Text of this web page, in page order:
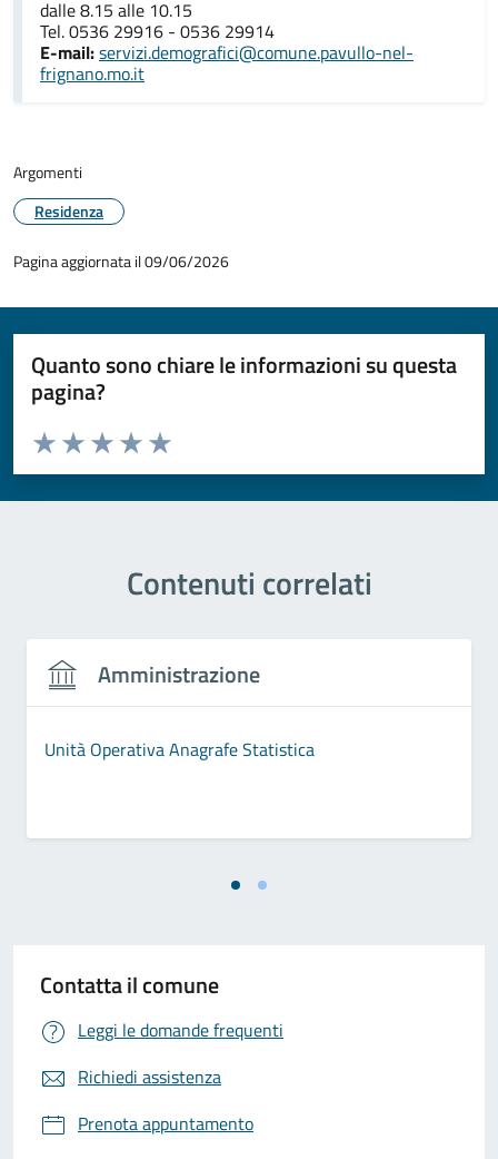
dalle 8.15 alle 10.15
Tel. 0536 29916 - 0536 29914
E-mail:servizi.demografici@comune.pavullo-nel-
frignano.mo.it
Argomenti
Residenza
Pagina aggiornata il 09/06/2026
Quanto sono chiare le informazioni su questa
pagina?
Valuta da 1 a 5 stelle la pagina
Valuta 5 stelle su 5
Valuta 4 stelle su 5
Valuta 3 stelle su 5
Valuta 2 stelle su 5
Valuta 1 stelle su 5
Contenuti correlati
Amministrazione
Unità Operativa Anagrafe Statistica
Contatta il comune
Leggi le domande frequenti
Richiedi assistenza
Prenota appuntamento